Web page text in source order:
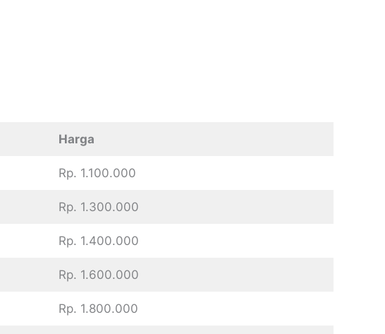
Harga
Rp. 1.100.000
Rp. 1.300.000
Rp. 1.400.000
Rp. 1.600.000
Rp. 1.800.000